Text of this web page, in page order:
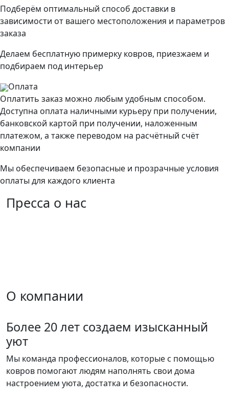
Подберём оптимальный способ доставки в
зависимости от вашего местоположения и параметров
заказа
Делаем бесплатную примерку ковров, приезжаем и
подбираем под интерьер
Оплата
Оплатить заказ можно любым удобным способом.
Доступна оплата наличными курьеру при получении,
банковской картой при получении, наложенным
платежом, а также переводом на расчётный счёт
компании
Мы обеспечиваем безопасные и прозрачные условия
оплаты для каждого клиента
Пресса о нас
О компании
Более 20 лет создаем изысканный
уют
Мы команда профессионалов, которые с помощью
ковров помогают людям наполнять свои дома
настроением уюта, достатка и безопасности.